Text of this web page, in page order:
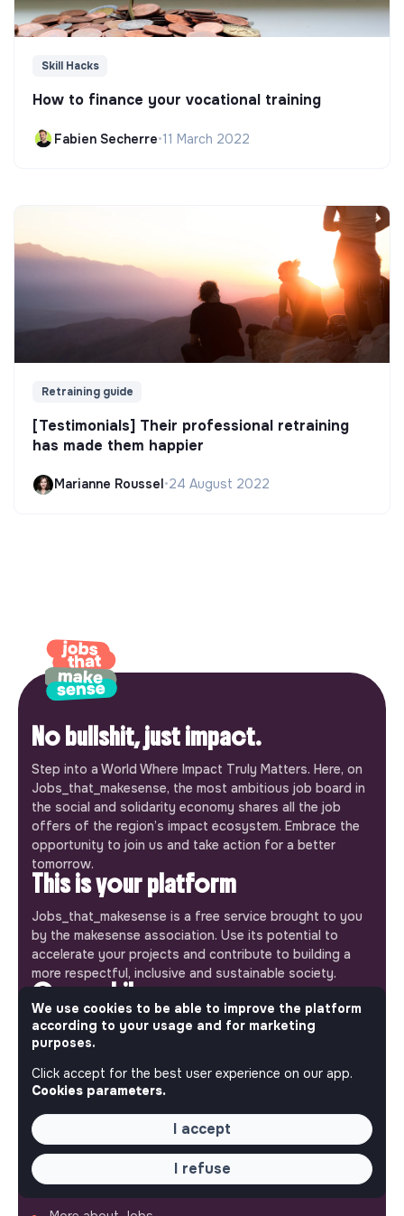
Skill Hacks
How to finance your vocational training
Fabien Secherre•11 March 2022
Retraining guide
[Testimonials] Their professional retraining
has made them happier
Marianne Roussel •24 August 2022
No bullshit, just impact.
Step into a World Where Impact Truly Matters. Here, on
Jobs_that_makesense, the most ambitious job board in
the social and solidarity economy shares all the job
offers of the region’s impact ecosystem. Embrace the
opportunity to join us and take action for a better
tomorrow.
This is your platform
Jobs_that_makesense is a free service brought to you
by the makesense association. Use its potential to
accelerate your projects and contribute to building a
more respectful, inclusive and sustainable society.
Our mobile app
Get jobs that make sense on your phone so you never
miss an opportunity.
iPhone Android
ABOUT
We use cookies to be able to improve the platform
according to your usage and for marketing
purposes.
Click accept for the best user experience on our app.
Cookies parameters.
I accept
I refuse